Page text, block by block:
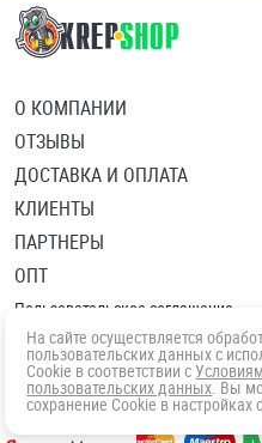
О КОМПАНИИ
ОТЗЫВЫ
ДОСТАВКА И ОПЛАТА
КЛИЕНТЫ
ПАРТНЕРЫ
ОПТ
Пользовательское соглашение
Политика в отношении обработки
Согласие посетителя сайта на
На сайте осуществляется
пользовательских данных с
Cookie в соответствии с
пользовательских данных. Вы
сохранение Cookie в настройках